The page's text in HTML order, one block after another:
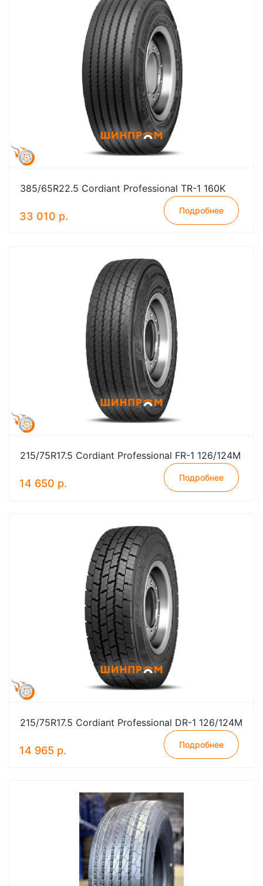
385/65R22.5 Cordiant Professional TR-1 160K
33 010 р. Подробнее
215/75R17.5 Cordiant Professional FR-1 126/124M
14 650 р. Подробнее
215/75R17.5 Cordiant Professional DR-1 126/124M
14 965 р. Подробнее